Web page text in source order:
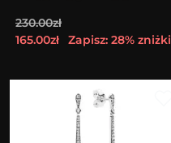
230.00zł
165.00zł
Zapisz: 28% zniżki